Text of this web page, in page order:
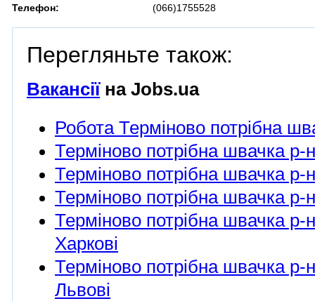
Телефон:
(066)1755528
Перегляньте також:
Вакансіїна Jobs.ua
Робота Терміново потрібна
Терміново потрібна швачка
Терміново потрібна швачка р-
Терміново потрібна швачка
Терміново потрібна швачка
Харкові
Терміново потрібна швачка
Львові